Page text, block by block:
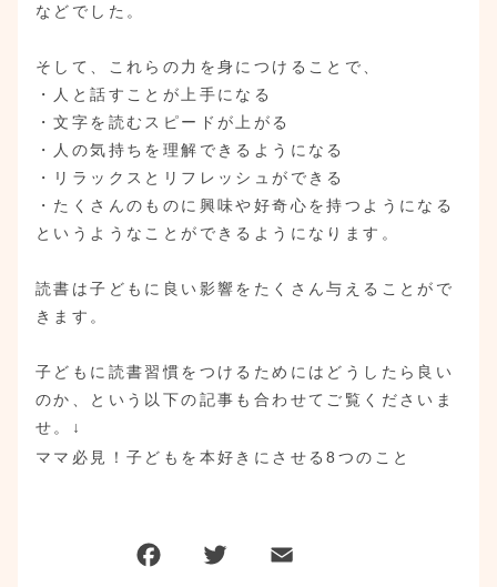
などでした。
そして、これらの力を身につけることで、
・人と話すことが上手になる
・文字を読むスピードが上がる
・人の気持ちを理解できるようになる
・リラックスとリフレッシュができる
・たくさんのものに興味や好奇心を持つようになる
というようなことができるようになります。
読書は子どもに良い影響をたくさん与えることがで
きます。
子どもに読書習慣をつけるためにはどうしたら良い
のか、という以下の記事も合わせてご覧くださいま
せ。↓
ママ必見！子どもを本好きにさせる8つのこと